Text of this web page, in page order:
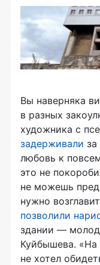
Вы наверняка
в разных
художника с
задерживали
любовь к
это не
не можешь
нужно
позволили
здании —
Куйбышева. «На
не хотел